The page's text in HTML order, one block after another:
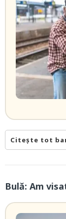
Citește tot
Bulă: Am